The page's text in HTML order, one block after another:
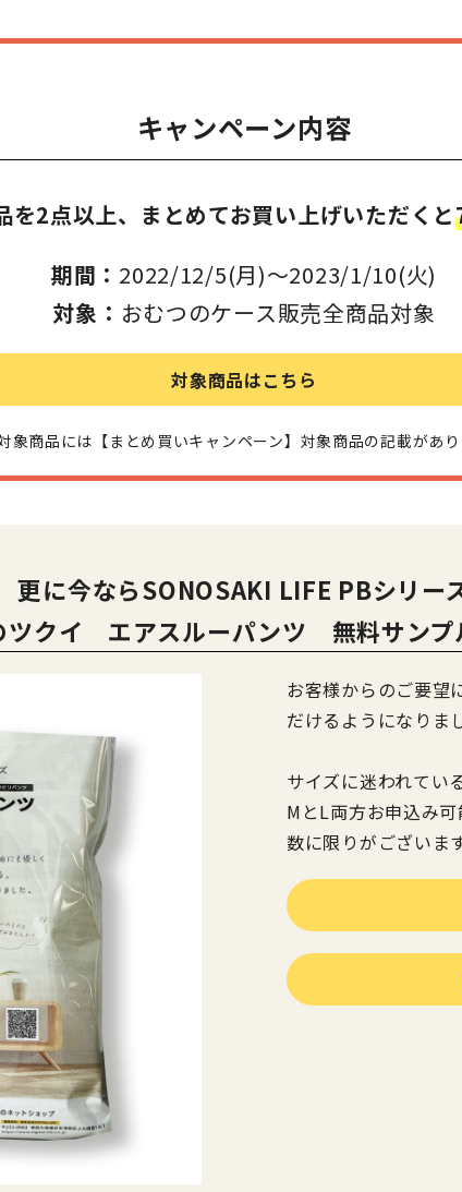
キャンペーン内容
を2点以上、まとめてお買い上げいただくと
期間： 2022/12/5(月)～2023/1/10(火)
対象： おむつのケース販売全商品対象
対象商品はこちら
象商品には【まとめ買いキャンペーン】対象商品の記載があり
更に今ならSONOSAKI LIFE PBシリー
ツクイ エアスルーパンツ 無料サンプ
お客様からのご要望
だけるようになりま
サイズに迷われてい
MとL両方お申込み可
数に限りがございま